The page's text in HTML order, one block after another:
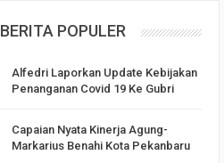
BERITA POPULER
Alfedri Laporkan Update Kebijakan
Penanganan Covid 19 Ke Gubri
Capaian Nyata Kinerja Agung-
Markarius Benahi Kota Pekanbaru